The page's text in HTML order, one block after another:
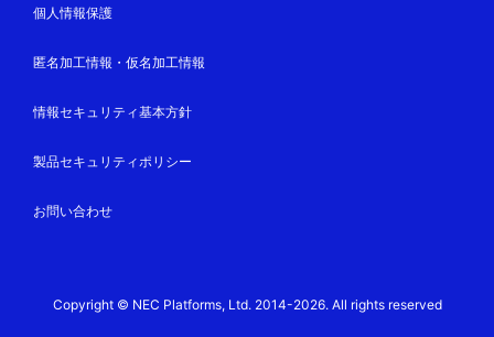
個人情報保護
匿名加工情報・仮名加工情報
情報セキュリティ基本方針
製品セキュリティポリシー
お問い合わせ
Copyright © NEC Platforms, Ltd. 2014-2026. All rights reserved